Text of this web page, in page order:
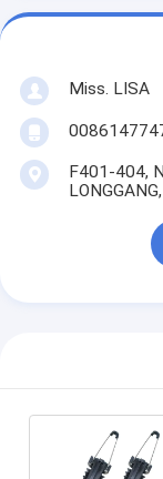
Miss. LISA
F401-404,